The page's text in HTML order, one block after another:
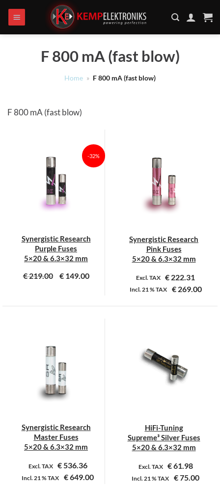
naar
inhoud
F 800 mA (fast blow)
Home » F 800 mA (fast blow)
F 800 mA (fast blow)
-32%
Synergistic Research
Purple Fuses
5×20 & 6.3×32 mm
€219.00 €149.00
Dit
Deze
optie
kan
gekozen
de
productpagina
Synergistic Research
Pink Fuses
5×20 & 6.3×32 mm
Excl. TAX € 222.31
Incl.21 %TAX €269.00
Dit
variaties.
Deze
optie
kan
de
productpagina
Synergistic Research
Master Fuses
5×20 & 6.3×32 mm
Excl. TAX €536.36
Incl.21 %TAX €649.00
HiFi-Tuning
Supreme³ Silver Fuses
5×20 & 6.3×32 mm
Excl. TAX €61.98
Incl.21 %TAX €75.00